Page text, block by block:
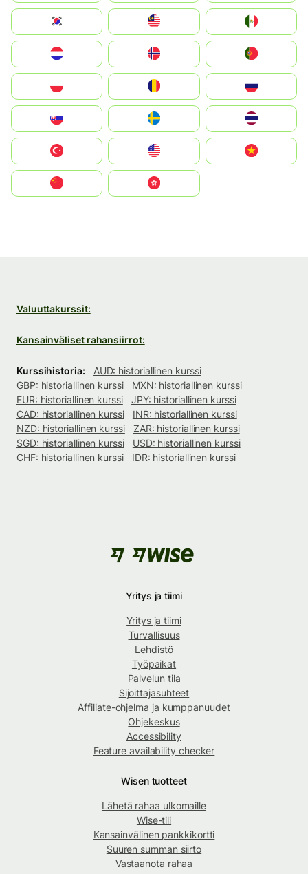
South Korea
United States
中國香港特別行政區
Valuuttakurssit:
Kansainväliset rahansiirrot:
Kurssihistoria:
AUD: historiallinen kurssi
GBP: historiallinen kurssi
MXN: historiallinen kurssi
EUR: historiallinen kurssi
JPY: historiallinen kurssi
CAD: historiallinen kurssi
INR: historiallinen kurssi
NZD: historiallinen kurssi
ZAR: historiallinen kurssi
SGD: historiallinen kurssi
USD: historiallinen kurssi
CHF: historiallinen kurssi
IDR: historiallinen kurssi
Yritys ja tiimi
Yritys ja tiimi
Turvallisuus
Lehdistö
Työpaikat
Palvelun tila
Sijoittajasuhteet
Affiliate-ohjelma ja kumppanuudet
Ohjekeskus
Accessibility
Feature availability checker
Wisen tuotteet
Lähetä rahaa ulkomaille
Wise-tili
Kansainvälinen pankkikortti
Suuren summan siirto
Vastaanota rahaa